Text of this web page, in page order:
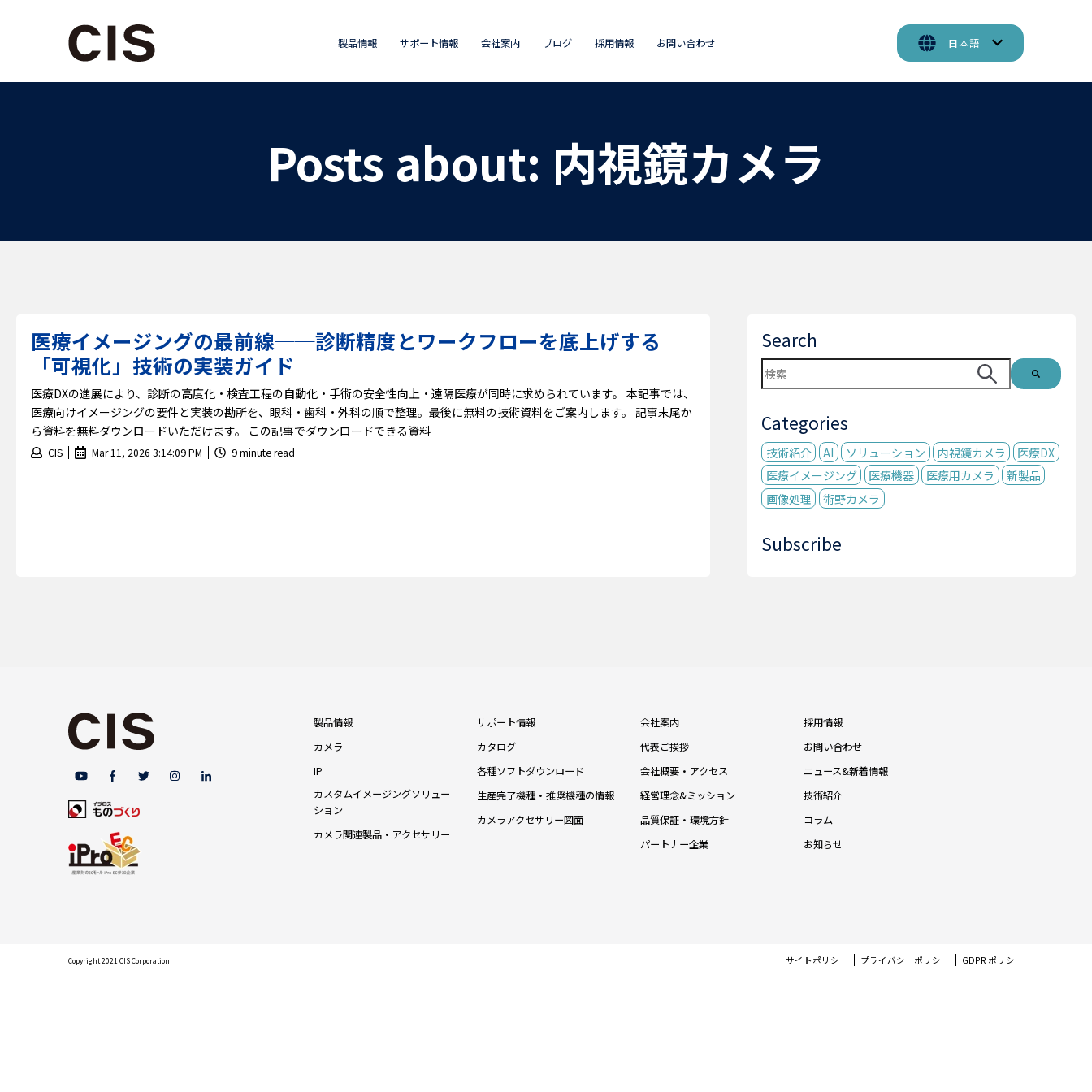
製品情報 サポート情報 会社案内 ブログ 採用情報 お問い合わせ 日本語
Posts about: 内視鏡カメラ
医療イメージングの最前線──診断精度とワークフローを底上げする
「可視化」技術の実装ガイド
医療DXの進展により、診断の高度化・検査工程の自動化・手術の安全性向上・遠隔医療が同時に求められています。 本記事では、
医療向けイメージングの要件と実装の勘所を、眼科・歯科・外科の順で整理。最後に無料の技術資料をご案内します。 記事末尾か
ら資料を無料ダウンロードいただけます。 この記事でダウンロードできる資料
CIS Mar 11, 2026 3:14:09 PM 9 minute read
Search
これは、自動候補機能付きの検索フィールドです。
Categories
技術紹介 AI ソリューション 内視鏡カメラ
医療DX
医療イメージング
医療機器 医療用カメラ
新製品
画像処理
術野カメラ
Subscribe
製品情報
カメラ
IP
カスタムイメージングソリュー
ション
カメラ関連製品・アクセサリー
サポート情報
カタログ
各種ソフトダウンロード
生産完了機種・推奨機種の情報
カメラアクセサリー図面
会社案内
代表ご挨拶
会社概要・アクセス
経営理念&ミッション
品質保証・環境方針
パートナー企業
採用情報
お問い合わせ
ニュース&新着情報
技術紹介
コラム
お知らせ
Copyright 2021 CIS Corporation サイトポリシー プライバシーポリシー GDPR ポリシー